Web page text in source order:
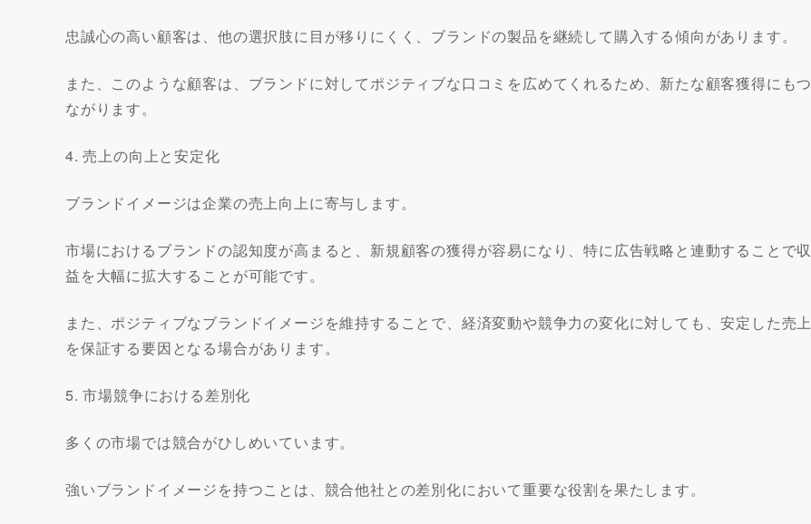
忠誠心の高い顧客は、他の選択肢に目が移りにくく、ブランドの製品を継続して購入する傾向があります。
また、このような顧客は、ブランドに対してポジティブな口コミを広めてくれるため、新たな顧客獲得にもつ
ながります。
4. 売上の向上と安定化
ブランドイメージは企業の売上向上に寄与します。
市場におけるブランドの認知度が高まると、新規顧客の獲得が容易になり、特に広告戦略と連動することで収
益を大幅に拡大することが可能です。
また、ポジティブなブランドイメージを維持することで、経済変動や競争力の変化に対しても、安定した売上
を保証する要因となる場合があります。
5. 市場競争における差別化
多くの市場では競合がひしめいています。
強いブランドイメージを持つことは、競合他社との差別化において重要な役割を果たします。